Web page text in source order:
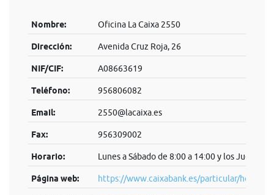
Nombre: Oficina La Caixa 2550
Dirección: Avenida Cruz Roja, 26
NIF/CIF: A08663619
Teléfono: 956806082
Email: 2550@lacaixa.es
Fax: 956309002
Horario: Lunes a Sábado de 8:00 a 14:00 y los Jueves
Página web: https://www.caixabank.es/particular/home/